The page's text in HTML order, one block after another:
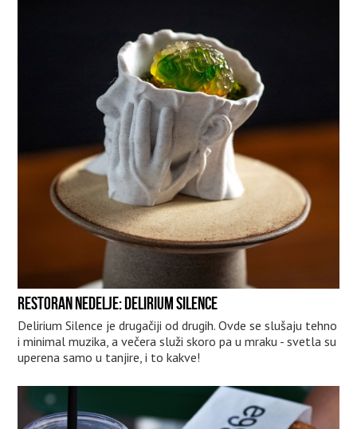
RESTORAN NEDELJE: DELIRIUM SILENCE
Delirium Silence je drugačiji od drugih. Ovde se slušaju tehno
i minimal muzika, a večera služi skoro pa u mraku - svetla su
uperena samo u tanjire, i to kakve!